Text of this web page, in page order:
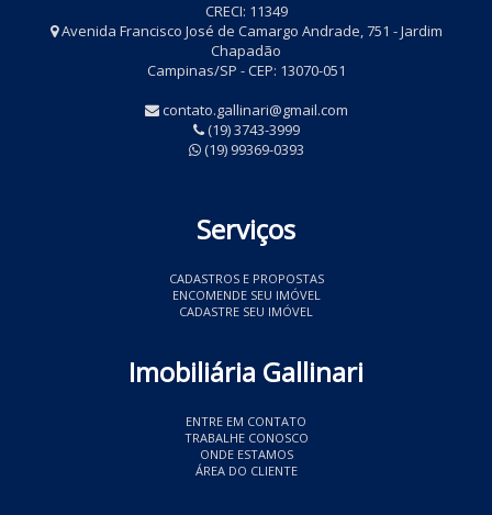
CRECI: 11349
Avenida Francisco José de Camargo Andrade, 751 - Jardim
Chapadão
Campinas/SP - CEP: 13070-051
contato.gallinari@gmail.com
(19) 3743-3999
(19) 99369-0393
Serviços
CADASTROS E PROPOSTAS
ENCOMENDE SEU IMÓVEL
CADASTRE SEU IMÓVEL
Imobiliária Gallinari
ENTRE EM CONTATO
TRABALHE CONOSCO
ONDE ESTAMOS
ÁREA DO CLIENTE